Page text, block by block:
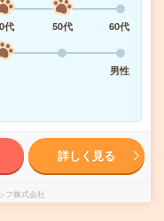
代 50代
60代
男性
詳しく見る
フ株式会社